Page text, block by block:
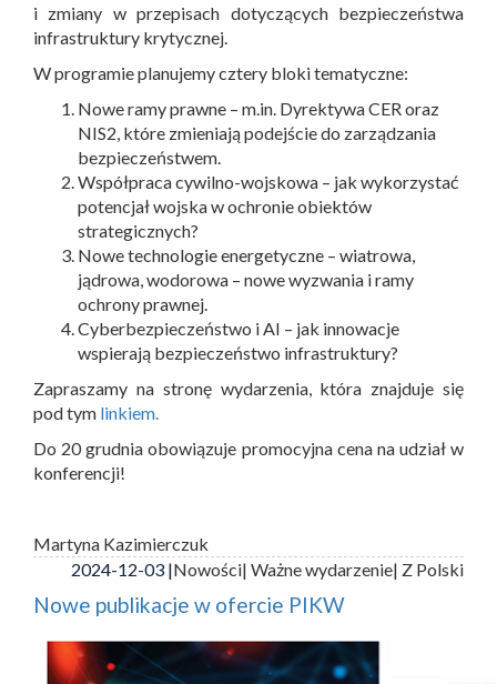
i zmiany w przepisach dotyczących bezpieczeństwa
infrastruktury krytycznej.
W programie planujemy cztery bloki tematyczne:
Nowe ramy prawne – m.in. Dyrektywa CER oraz
NIS2, które zmieniają podejście do zarządzania
bezpieczeństwem.
Współpraca cywilno-wojskowa – jak wykorzystać
potencjał wojska w ochronie obiektów
strategicznych?
Nowe technologie energetyczne – wiatrowa,
jądrowa, wodorowa – nowe wyzwania i ramy
ochrony prawnej.
Cyberbezpieczeństwo i AI – jak innowacje
wspierają bezpieczeństwo infrastruktury?
Zapraszamy na stronę wydarzenia, która znajduje się
pod tym linkiem.
Do 20 grudnia obowiązuje promocyjna cena na udział w
konferencji!
Martyna Kazimierczuk
2024-12-03 |Nowości| Ważne wydarzenie| Z Polski
Nowe publikacje w ofercie PIKW